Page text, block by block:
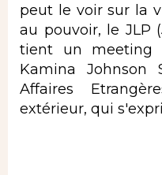
peut le voir sur la
au pouvoir, le JLP
tient un meeting
Kamina Johnson
Affaires
extérieur, qui